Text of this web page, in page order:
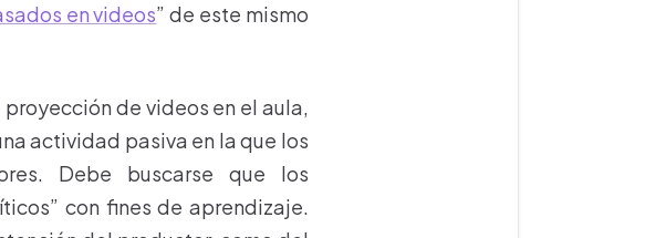
en videos” de este mismo
de videos en el aula,
actividad pasiva en la que los
Debe buscarse que los
con fines de aprendizaje.